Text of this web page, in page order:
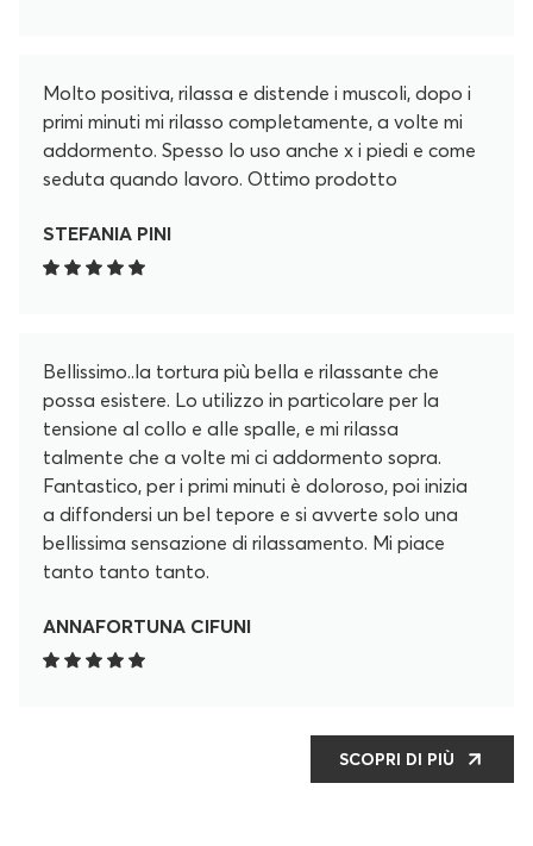
Molto positiva, rilassa e distende i muscoli, dopo i
primi minuti mi rilasso completamente, a volte mi
addormento. Spesso lo uso anche x i piedi e come
seduta quando lavoro. Ottimo prodotto
STEFANIA PINI
Bellissimo..la tortura più bella e rilassante che
possa esistere. Lo utilizzo in particolare per la
tensione al collo e alle spalle, e mi rilassa
talmente che a volte mi ci addormento sopra.
Fantastico, per i primi minuti è doloroso, poi inizia
a diffondersi un bel tepore e si avverte solo una
bellissima sensazione di rilassamento. Mi piace
tanto tanto tanto.
ANNAFORTUNA CIFUNI
SCOPRI DI PIÙ